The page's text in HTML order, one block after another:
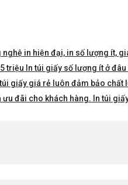
in hiện đại, in số lượng ít,
triệu In túi giấy số lượng ít ở
giấy giá rẻ luôn đảm bảo chất
đãi cho khách hàng. In túi